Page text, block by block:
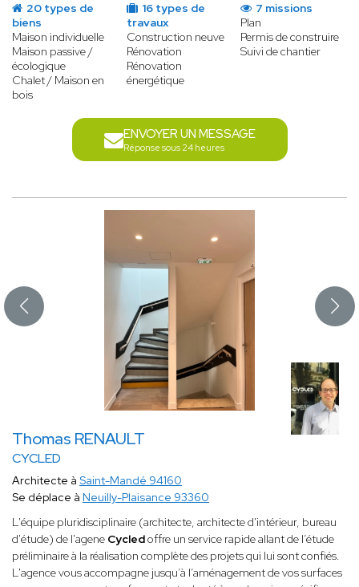
20 types de
biens
Maison individuelle
Maison passive /
écologique
Chalet / Maison en
bois
16 types de
travaux
Construction neuve
Rénovation
Rénovation
énergétique
7 missions
Plan
Permis de construire
Suivi de chantier
ENVOYER UN MESSAGE
Réponse sous 24 heures
Thomas RENAULT
CYCLED
Architecte à Saint-Mandé 94160
Se déplace à Neuilly-Plaisance 93360
​L'équipe pluridisciplinaire (architecte, architecte d'intérieur, bureau
d'étude) de l'agene Cycledoffre un service rapide allant de l’étude
préliminaire à la réalisation complète des projets qui lui sont confiés.
L'agence vous accompagne jusqu’à l’aménagement de vos surfaces